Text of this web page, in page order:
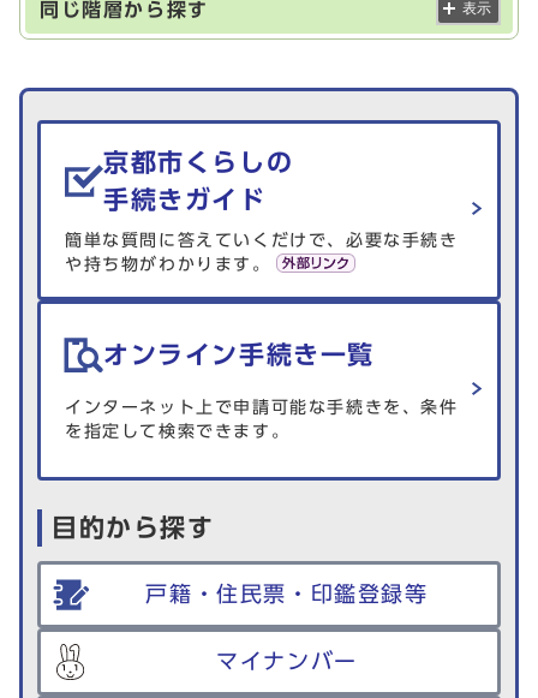
同じ階層から探す 表示
生活情報を探す
京都市くらしの
手続きガイド
簡単な質問に答えていくだけで、必要な手続き
や持ち物がわかります。
オンライン手続き一覧
インターネット上で申請可能な手続きを、条件
を指定して検索できます。
目的から探す
戸籍・住民票・印鑑登録等
マイナンバー